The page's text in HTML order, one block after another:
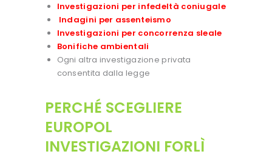
Investigazioni per infedeltà coniugale
Indagini per assenteismo
Investigazioni per concorrenza sleale
Bonifiche ambientali
Ogni altra investigazione privata
consentita dalla legge
PERCHÉ SCEGLIERE
EUROPOL
INVESTIGAZIONI FORLÌ